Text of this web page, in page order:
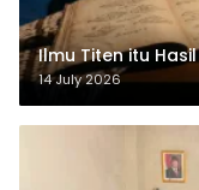
Ilmu Titen itu
14 July 2026